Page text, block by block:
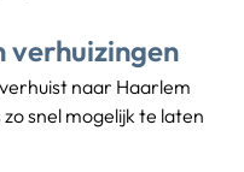
verhuizingen
naar Haarlem
snel mogelijk te laten